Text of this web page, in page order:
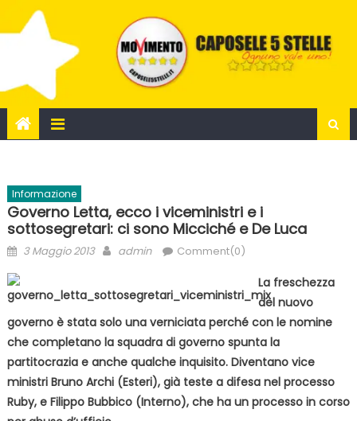
to
Informazione
Governo Letta, ecco i viceministri e i
sottosegretari: ci sono Micciché e De Luca
Posted
3 Maggio 2013 Author
admin Comment(0)
La freschezza
del nuovo
governo è stata solo una verniciata perché con le nomine
che completano la squadra di governo spunta la
partitocrazia e anche qualche inquisito. Diventano vice
ministri Bruno Archi (Esteri), già teste a difesa nel processo
Ruby, e Filippo Bubbico (Interno), che ha un processo in corso